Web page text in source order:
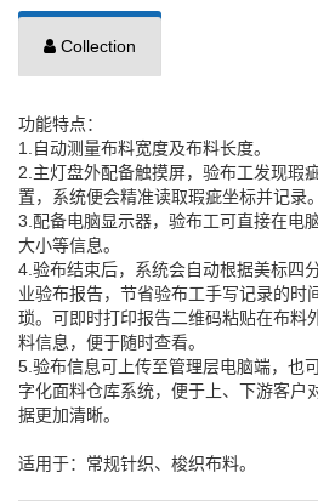
Collection
功能特点：
1.自动测量布料宽度及布料长度。
2.主灯盘外配备触摸屏，验布工发现瑕
置，系统便会精准读取瑕疵坐标并记录。
3.配备电脑显示器，验布工可直接在电
大小等信息。
4.验布结束后，系统会自动根据美标四
业验布报告，节省验布工手写记录的时
琐。可即时打印报告二维码粘贴在布料
料信息，便于随时查看。
5.验布信息可上传至管理层电脑端，也
字化面料仓库系统，便于上、下游客户
据更加清晰。
适用于：常规针织、梭织布料。